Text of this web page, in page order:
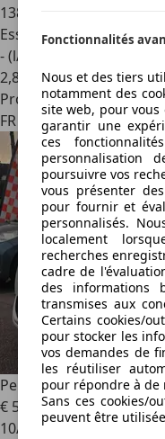
138 900 km
Essence
- (l/100 km)
2,8
Professionnel
FR 82000Montauban
Peugeot 3081.6
€ 5 990
10/2015
Fonctionnalités
Nous et des tiers
notamment des
site web, pour
garantir une
ces
personnalisation
poursuivre vos
vous présenter
pour fournir et
personnalisés.
localement
recherches
cadre de
des informations
transmises aux
Certains cookies/
pour stocker les
vos demandes de
les réutiliser
pour répondre à de
Sans ces cookies/
peuvent être